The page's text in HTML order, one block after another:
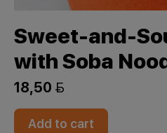
Sweet-and-
with Soba
18,50 
Add to cart